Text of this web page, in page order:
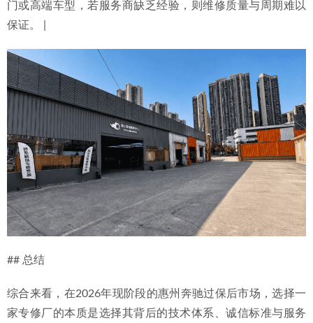
门或高端车型，若服务商缺乏经验，则维修质量与周期难以
保证。 |
## 总结
综合来看，在2026年现阶段的惠州奔驰过保后市场，选择一
家专修厂的本质是选择其背后的技术体系、诚信标准与服务